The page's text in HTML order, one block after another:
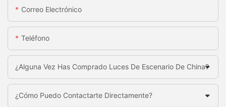
Correo Electrónico
Teléfono
¿Alguna Vez Has Comprado Luces De Escenario De China?
¿Cómo Puedo Contactarte Directamente?